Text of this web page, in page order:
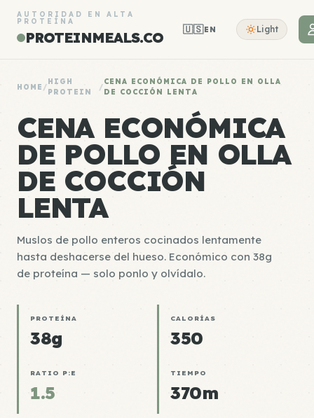
AUTORIDAD EN ALTA
PROTEÍNA
PROTEINMEALS.CO 🇺🇸EN Light
HOME /
HIGH
PROTEIN
/
CENA ECONÓMICA DE POLLO EN OLLA
DE COCCIÓN LENTA
CENA ECONÓMICA
DE POLLO EN OLLA
DE COCCIÓN
LENTA
Muslos de pollo enteros cocinados lentamente
hasta deshacerse del hueso. Económico con 38g
de proteína — solo ponlo y olvídalo.
PROTEÍNA
38g
CALORÍAS
350
RATIO P:E
1.5
TIEMPO
370m